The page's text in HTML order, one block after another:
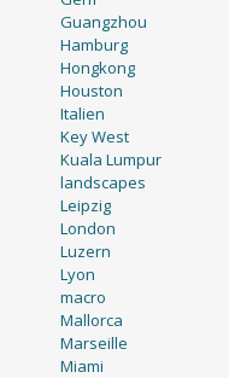
Guangzhou
Hamburg
Hongkong
Houston
Italien
Key West
Kuala Lumpur
landscapes
Leipzig
London
Luzern
Lyon
macro
Mallorca
Marseille
Miami